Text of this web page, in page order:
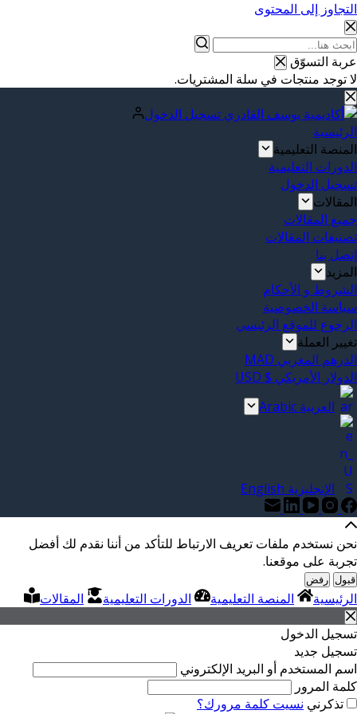
التجاوز إلى المحتوى
عربة التسوّق
لا توجد منتجات في سلة المشتريات.
تسجيل الدخول
الرئيسية
المنصة التعليمية
الدورات التعليمية
تسجيل الدخول
المقالات
جميع المقالات
تصنيفات المقالات
إتصل بنا
المزيد
الشروط و الأحكام
سياسة الخصوصية
الرجوع للموقع الرئيسي
تغيير العملة
الدرهم المغربي MAD
الدولار الأمريكي $ USD
العربية Arabic
الإنجليزية English
نحن نستخدم ملفات تعريف الارتباط للتأكد من أننا نقدم لك أفضل
تجربة على موقعنا.
قبول رفض
الرئيسية المنصة التعليمية الدورات التعليمية
المقالات
تسجيل الدخول
تسجيل جديد
اسم المستخدم أو البريد الإلكتروني
كلمة المرور
تذكرني نسيت كلمة مرورك؟